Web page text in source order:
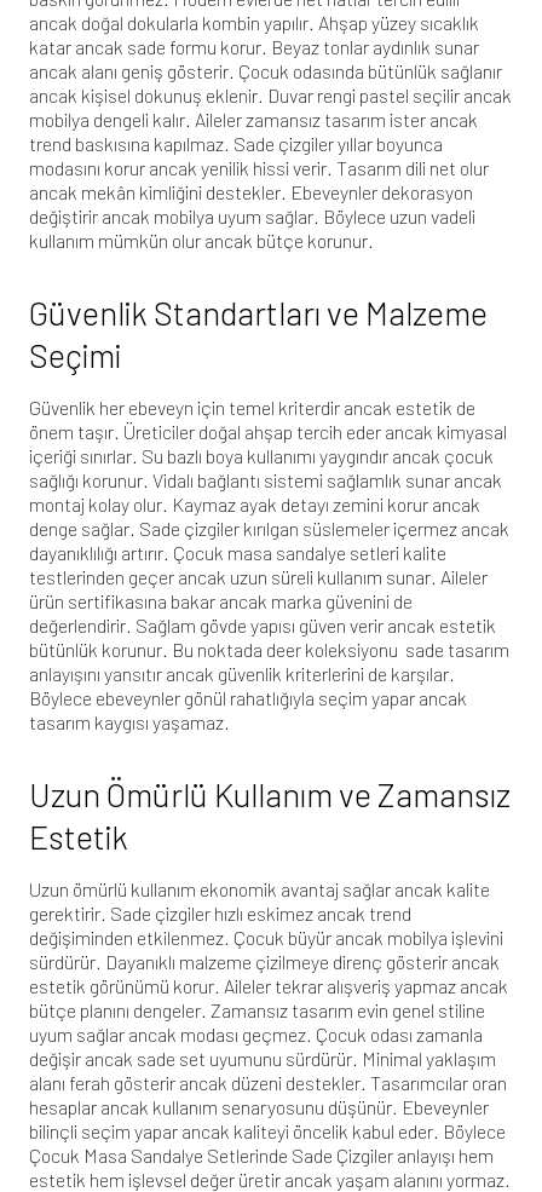
ancak doğal dokularla kombin yapılır. Ahşap yüzey sıcaklık
katar ancak sade formu korur. Beyaz tonlar aydınlık sunar
ancak alanı geniş gösterir. Çocuk odasında bütünlük sağlanır
ancak kişisel dokunuş eklenir. Duvar rengi pastel seçilir ancak
mobilya dengeli kalır. Aileler zamansız tasarım ister ancak
trend baskısına kapılmaz. Sade çizgiler yıllar boyunca
modasını korur ancak yenilik hissi verir. Tasarım dili net olur
ancak mekân kimliğini destekler. Ebeveynler dekorasyon
değiştirir ancak mobilya uyum sağlar. Böylece uzun vadeli
kullanım mümkün olur ancak bütçe korunur.
Güvenlik Standartları ve Malzeme
Seçimi
Güvenlik her ebeveyn için temel kriterdir ancak estetik de
önem taşır. Üreticiler doğal ahşap tercih eder ancak kimyasal
içeriği sınırlar. Su bazlı boya kullanımı yaygındır ancak çocuk
sağlığı korunur. Vidalı bağlantı sistemi sağlamlık sunar ancak
montaj kolay olur. Kaymaz ayak detayı zemini korur ancak
denge sağlar. Sade çizgiler kırılgan süslemeler içermez ancak
dayanıklılığı artırır. Çocuk masa sandalye setleri kalite
testlerinden geçer ancak uzun süreli kullanım sunar. Aileler
ürün sertifikasına bakar ancak marka güvenini de
değerlendirir. Sağlam gövde yapısı güven verir ancak estetik
bütünlük korunur. Bu noktada deer koleksiyonu sade tasarım
anlayışını yansıtır ancak güvenlik kriterlerini de karşılar.
Böylece ebeveynler gönül rahatlığıyla seçim yapar ancak
tasarım kaygısı yaşamaz.
Uzun Ömürlü Kullanım ve Zamansız
Estetik
Uzun ömürlü kullanım ekonomik avantaj sağlar ancak kalite
gerektirir. Sade çizgiler hızlı eskimez ancak trend
değişiminden etkilenmez. Çocuk büyür ancak mobilya işlevini
sürdürür. Dayanıklı malzeme çizilmeye direnç gösterir ancak
estetik görünümü korur. Aileler tekrar alışveriş yapmaz ancak
bütçe planını dengeler. Zamansız tasarım evin genel stiline
uyum sağlar ancak modası geçmez. Çocuk odası zamanla
değişir ancak sade set uyumunu sürdürür. Minimal yaklaşım
alanı ferah gösterir ancak düzeni destekler. Tasarımcılar oran
hesaplar ancak kullanım senaryosunu düşünür. Ebeveynler
bilinçli seçim yapar ancak kaliteyi öncelik kabul eder. Böylece
Çocuk Masa Sandalye Setlerinde Sade Çizgiler anlayışı hem
estetik hem işlevsel değer üretir ancak yaşam alanını yormaz.